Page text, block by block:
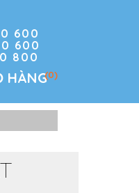
600
600
800
HÀNG(0)